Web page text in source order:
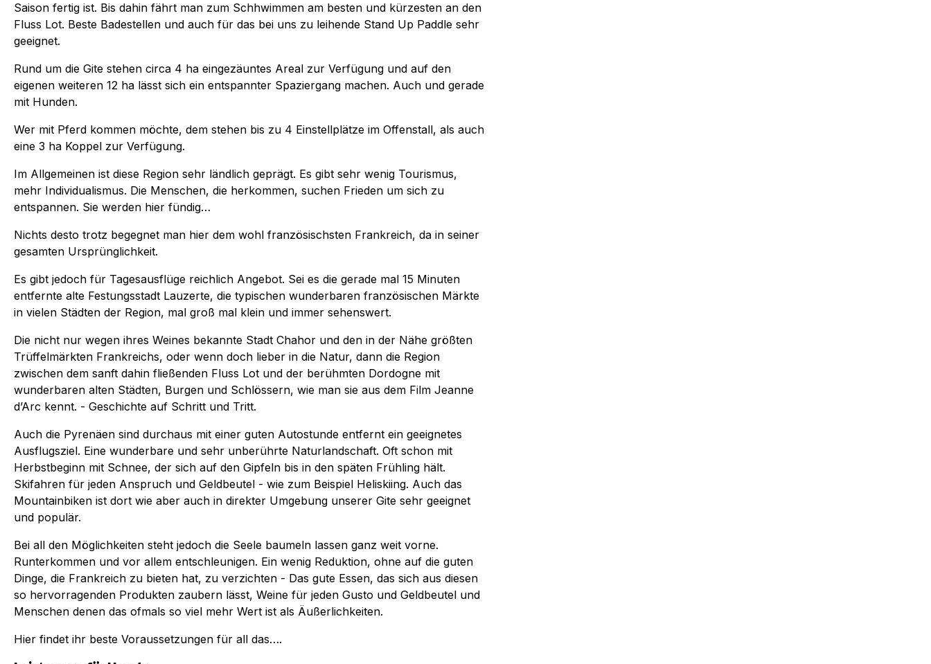
Saison fertig ist. Bis dahin fährt man zum Schhwimmen am besten und kürzesten an den
Fluss Lot. Beste Badestellen und auch für das bei uns zu leihende Stand Up Paddle sehr
geeignet.
Rund um die Gite stehen circa 4 ha eingezäuntes Areal zur Verfügung und auf den
eigenen weiteren 12 ha lässt sich ein entspannter Spaziergang machen. Auch und gerade
mit Hunden.
Wer mit Pferd kommen möchte, dem stehen bis zu 4 Einstellplätze im Offenstall, als auch
eine 3 ha Koppel zur Verfügung.
Im Allgemeinen ist diese Region sehr ländlich geprägt. Es gibt sehr wenig Tourismus,
mehr Individualismus. Die Menschen, die herkommen, suchen Frieden um sich zu
entspannen. Sie werden hier fündig…
Nichts desto trotz begegnet man hier dem wohl französischsten Frankreich, da in seiner
gesamten Ursprünglichkeit.
Es gibt jedoch für Tagesausflüge reichlich Angebot. Sei es die gerade mal 15 Minuten
entfernte alte Festungsstadt Lauzerte, die typischen wunderbaren französischen Märkte
in vielen Städten der Region, mal groß mal klein und immer sehenswert.
Die nicht nur wegen ihres Weines bekannte Stadt Chahor und den in der Nähe größten
Trüffelmärkten Frankreichs, oder wenn doch lieber in die Natur, dann die Region
zwischen dem sanft dahin fließenden Fluss Lot und der berühmten Dordogne mit
wunderbaren alten Städten, Burgen und Schlössern, wie man sie aus dem Film Jeanne
d’Arc kennt. - Geschichte auf Schritt und Tritt.
Auch die Pyrenäen sind durchaus mit einer guten Autostunde entfernt ein geeignetes
Ausflugsziel. Eine wunderbare und sehr unberührte Naturlandschaft. Oft schon mit
Herbstbeginn mit Schnee, der sich auf den Gipfeln bis in den späten Frühling hält.
Skifahren für jeden Anspruch und Geldbeutel - wie zum Beispiel Heliskiing. Auch das
Mountainbiken ist dort wie aber auch in direkter Umgebung unserer Gite sehr geeignet
und populär.
Bei all den Möglichkeiten steht jedoch die Seele baumeln lassen ganz weit vorne.
Runterkommen und vor allem entschleunigen. Ein wenig Reduktion, ohne auf die guten
Dinge, die Frankreich zu bieten hat, zu verzichten - Das gute Essen, das sich aus diesen
so hervorragenden Produkten zaubern lässt, Weine für jeden Gusto und Geldbeutel und
Menschen denen das ofmals so viel mehr Wert ist als Äußerlichkeiten.
Hier findet ihr beste Voraussetzungen für all das….